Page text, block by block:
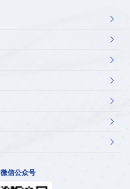







微信公众号